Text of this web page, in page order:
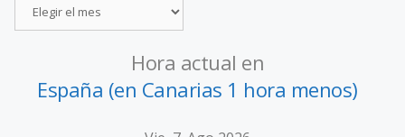
Hora actual en
España (en Canarias 1 hora menos)